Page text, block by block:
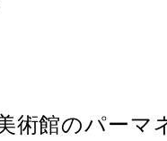
術館のパーマ